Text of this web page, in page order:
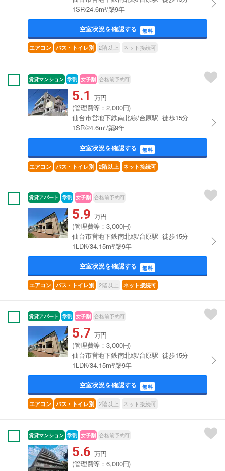
1SR/24.6m²/築9年
空室状況を確認する 無料
エアコン バス・トイレ別 2階以上 ネット接続可
賃貸マンション 学割 女子割 合格前予約可
5.1 万円
(管理費等：2,000円)
仙台市営地下鉄南北線/台原駅 徒歩15分
1SR/24.6m²/築9年
空室状況を確認する 無料
エアコン バス・トイレ別 2階以上 ネット接続可
賃貸アパート 学割 女子割 合格前予約可
5.9 万円
(管理費等：3,000円)
仙台市営地下鉄南北線/台原駅 徒歩15分
1LDK/34.15m²/築9年
空室状況を確認する 無料
エアコン バス・トイレ別 2階以上 ネット接続可
賃貸アパート 学割 女子割 合格前予約可
5.7 万円
(管理費等：3,000円)
仙台市営地下鉄南北線/台原駅 徒歩15分
1LDK/34.15m²/築9年
空室状況を確認する 無料
エアコン バス・トイレ別 2階以上 ネット接続可
賃貸マンション 学割 女子割 合格前予約可
5.6 万円
(管理費等：6,000円)